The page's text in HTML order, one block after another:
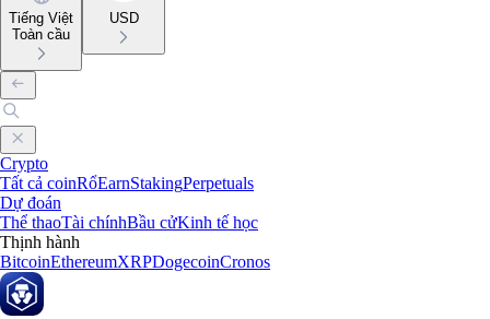
Tiếng Việt
Toàn cầu
USD
Crypto
Tất cả coinRổEarnStakingPerpetuals
Dự đoán
Thể thaoTài chínhBầu cửKinh tế học
Thịnh hành
BitcoinEthereumXRPDogecoinCronos